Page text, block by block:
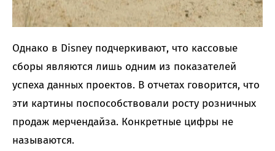
Однако в Disney подчеркивают, что кассовые
сборы являются лишь одним из показателей
успеха данных проектов. В отчетах говорится, что
эти картины поспособствовали росту розничных
продаж мерчендайза. Конкретные цифры не
называются.